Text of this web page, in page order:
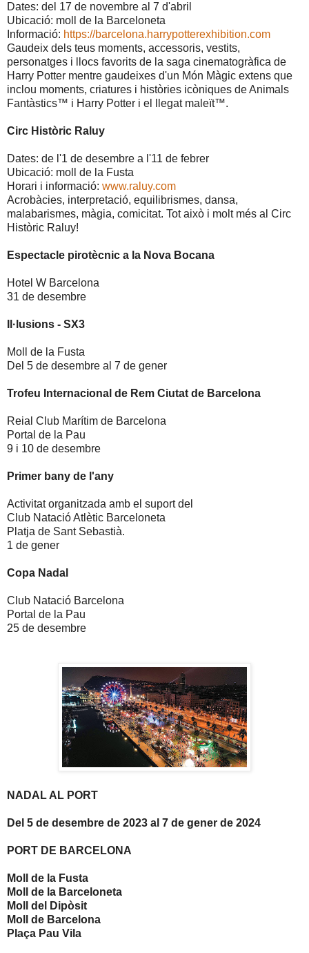
Dates: del 17 de novembre al 7 d'abril
Ubicació: moll de la Barceloneta
Informació: https://barcelona.harrypotterexhibition.com
Gaudeix dels teus moments, accessoris, vestits,
personatges i llocs favorits de la saga cinematogràfica de
Harry Potter mentre gaudeixes d'un Món Màgic extens que
inclou moments, criatures i històries icòniques de Animals
Fantàstics™ i Harry Potter i el llegat maleït™.
Circ Històric Raluy
Dates: de l'1 de desembre a l'11 de febrer
Ubicació: moll de la Fusta
Horari i informació: www.raluy.com
Acrobàcies, interpretació, equilibrismes, dansa,
malabarismes, màgia, comicitat. Tot això i molt més al Circ
Històric Raluy!
Espectacle pirotècnic a la Nova Bocana
Hotel W Barcelona
31 de desembre
Il·lusions - SX3
Moll de la Fusta
Del 5 de desembre al 7 de gener
Trofeu Internacional de Rem Ciutat de Barcelona
Reial Club Marítim de Barcelona
Portal de la Pau
9 i 10 de desembre
Primer bany de l'any
Activitat organitzada amb el suport del
Club Natació Atlètic Barceloneta
Platja de Sant Sebastià.
1 de gener
Copa Nadal
Club Natació Barcelona
Portal de la Pau
25 de desembre
NADAL AL PORT
Del 5 de desembre de 2023 al 7 de gener de 2024
PORT DE BARCELONA
Moll de la Fusta
Moll de la Barceloneta
Moll del Dipòsit
Moll de Barcelona
Plaça Pau Vila